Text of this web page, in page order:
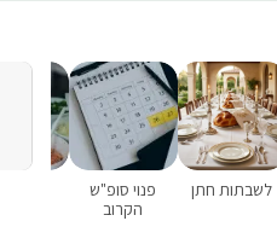
לשבתות חתן
פנוי סופ"ש
הקרוב